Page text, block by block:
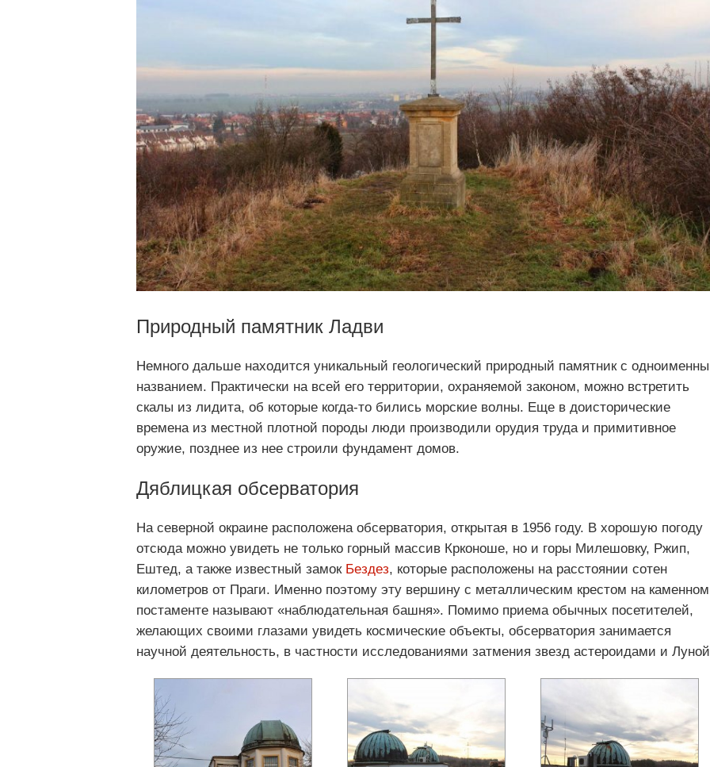
Природный памятник Ладви
Немного дальше находится уникальный геологический природный памятник с
названием. Практически на всей его территории, охраняемой законом, можно встретить
скалы из лидита, об которые когда-то бились морские волны. Еще в доисторические
времена из местной плотной породы люди производили орудия труда и примитивное
оружие, позднее из нее строили фундамент домов.
Дяблицкая обсерватория
На северной окраине расположена обсерватория, открытая в 1956 году. В хорошую погоду
отсюда можно увидеть не только горный массив Крконоше, но и горы Милешовку, Ржип,
Ештед, а также известный замок Бездез, которые расположены на расстоянии сотен
километров от Праги. Именно поэтому эту вершину с металлическим крестом на каменном
постаменте называют «наблюдательная башня». Помимо приема обычных посетителей,
желающих своими глазами увидеть космические объекты, обсерватория занимается
научной деятельность, в частности исследованиями затмения звезд астероидами и